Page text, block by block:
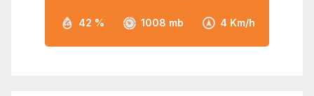
42 % 1008 mb 4 Km/h